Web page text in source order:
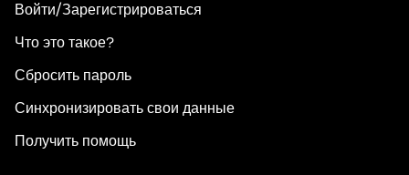
Войти/Зарегистрироваться
Что это такое?
Сбросить пароль
Синхронизировать свои данные
Получить помощь